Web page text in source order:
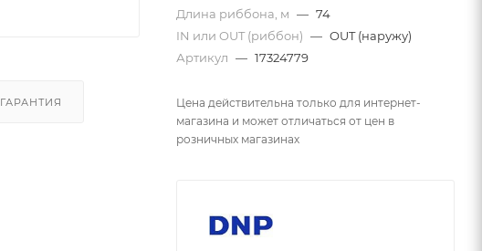
ГАРАНТИЯ
Длина риббона, м — 74
IN или OUT (риббон) — OUT (наружу)
Артикул — 17324779
Цена действительна только для интернет-
магазина и может отличаться от цен в
розничных магазинах